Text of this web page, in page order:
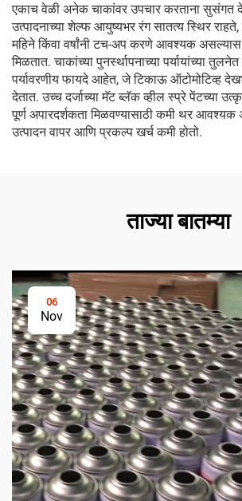
एकाच वेळी अनेक चाकांवर उपचार करताना सुसंगत
उत्पादनाच्या शेल्फ आयुष्यभर रंग सातत्य स्थिर
महिने किंवा वर्षांनी टच-अप करणे आवश्यक
मिळतात. चाकांच्या पुनर्स्थापनाच्या पर्यायांच्या
पर्यावरणीय फायदे आहेत, जे टिकाऊ ऑटोमोटिव्ह
देतात. उच्च दर्जाच्या मॅट ब्लॅक व्हील स्प्रे पेंटच्या
पूर्ण अपारदर्शकता मिळवण्यासाठी कमी थर
उत्पादन वापर आणि प्रकल्प खर्च कमी होतो.
ताज्या बातम्या
06
Nov